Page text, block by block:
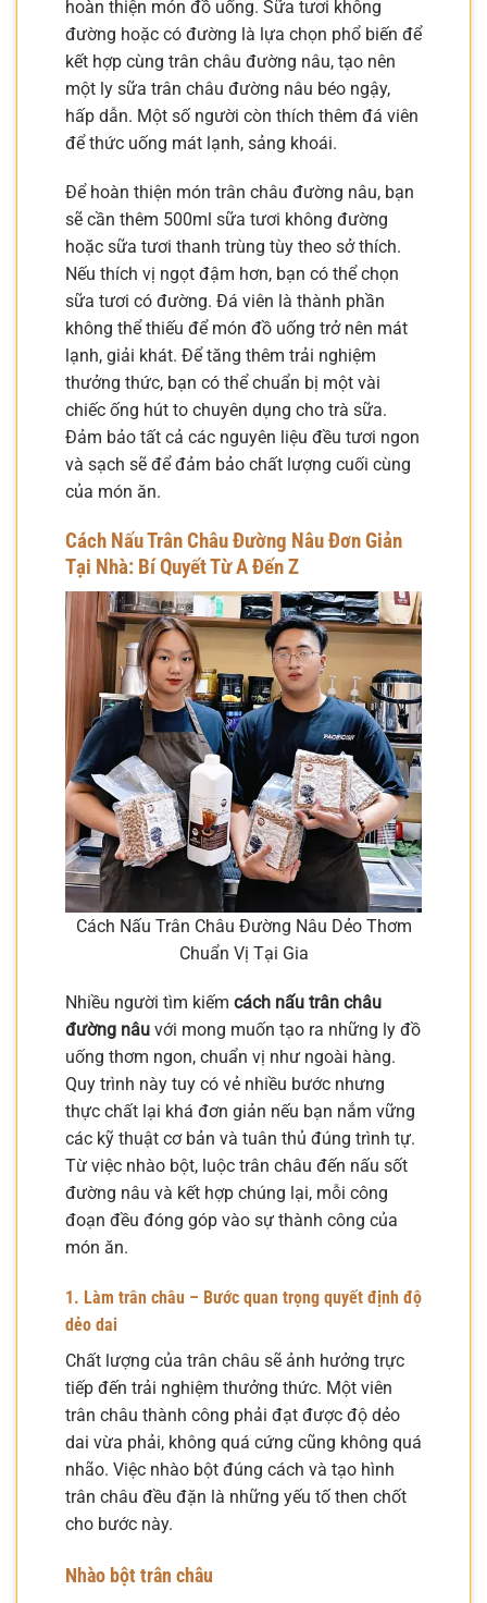
hoàn thiện món đồ uống. Sữa tươi không
đường hoặc có đường là lựa chọn phổ biến để
kết hợp cùng trân châu đường nâu, tạo nên
một ly sữa trân châu đường nâu béo ngậy,
hấp dẫn. Một số người còn thích thêm đá viên
để thức uống mát lạnh, sảng khoái.
Để hoàn thiện món trân châu đường nâu, bạn
sẽ cần thêm 500ml sữa tươi không đường
hoặc sữa tươi thanh trùng tùy theo sở thích.
Nếu thích vị ngọt đậm hơn, bạn có thể chọn
sữa tươi có đường. Đá viên là thành phần
không thể thiếu để món đồ uống trở nên mát
lạnh, giải khát. Để tăng thêm trải nghiệm
thưởng thức, bạn có thể chuẩn bị một vài
chiếc ống hút to chuyên dụng cho trà sữa.
Đảm bảo tất cả các nguyên liệu đều tươi ngon
và sạch sẽ để đảm bảo chất lượng cuối cùng
của món ăn.
Cách Nấu Trân Châu Đường Nâu Đơn Giản
Tại Nhà: Bí Quyết Từ A Đến Z
Cách Nấu Trân Châu Đường Nâu Dẻo Thơm
Chuẩn Vị Tại Gia
Nhiều người tìm kiếm cách nấu trân châu
đường nâu với mong muốn tạo ra những ly đồ
uống thơm ngon, chuẩn vị như ngoài hàng.
Quy trình này tuy có vẻ nhiều bước nhưng
thực chất lại khá đơn giản nếu bạn nắm vững
các kỹ thuật cơ bản và tuân thủ đúng trình tự.
Từ việc nhào bột, luộc trân châu đến nấu sốt
đường nâu và kết hợp chúng lại, mỗi công
đoạn đều đóng góp vào sự thành công của
món ăn.
1. Làm trân châu – Bước quan trọng quyết định độ
dẻo dai
Chất lượng của trân châu sẽ ảnh hưởng trực
tiếp đến trải nghiệm thưởng thức. Một viên
trân châu thành công phải đạt được độ dẻo
dai vừa phải, không quá cứng cũng không quá
nhão. Việc nhào bột đúng cách và tạo hình
trân châu đều đặn là những yếu tố then chốt
cho bước này.
Nhào bột trân châu